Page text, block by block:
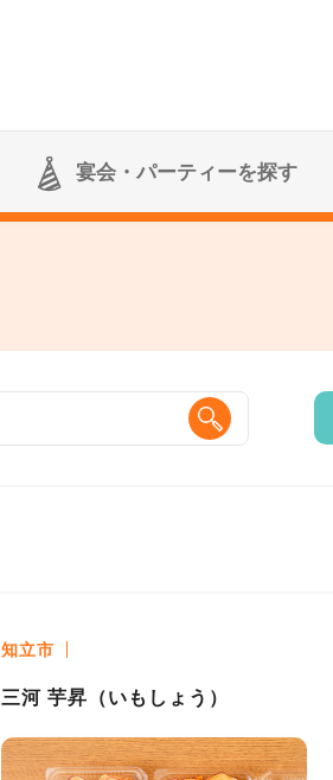
宴会 ・パーティーを探す
知立市
三河 芋昇（いもしょう）